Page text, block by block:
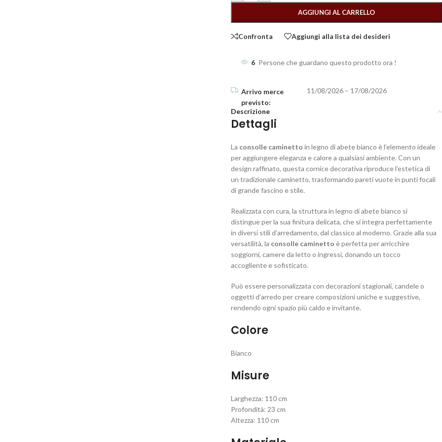
AGGIUNGI AL CARRELLO
Confronta Aggiungi alla lista dei desideri
6 Persone che guardano questo prodotto ora !
11/08/2026 – 17/08/2026
Descrizione
Dettagli
La consolle caminetto in legno di abete bianco è l’elemento ideale
per aggiungere eleganza e calore a qualsiasi ambiente. Con un
design raffinato, questa cornice decorativa riproduce l’estetica di
un tradizionale caminetto, trasformando pareti vuote in punti focali
di grande fascino e stile.
Realizzata con cura, la struttura in legno di abete bianco si
distingue per la sua finitura delicata, che si integra perfettamente
in diversi stili d’arredamento, dal classico al moderno. Grazie alla sua
versatilità, la consolle caminetto è perfetta per arricchire
soggiorni, camere da letto o ingressi, donando un tocco
accogliente e sofisticato.
Può essere personalizzata con decorazioni stagionali, candele o
oggetti d’arredo per creare composizioni uniche e suggestive,
rendendo ogni spazio più caldo e invitante.
Colore
Bianco
Misure
Larghezza: 110 cm
Profondità: 23 cm
Altezza: 110 cm